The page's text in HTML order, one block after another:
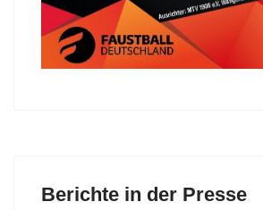
Berichte in der Presse